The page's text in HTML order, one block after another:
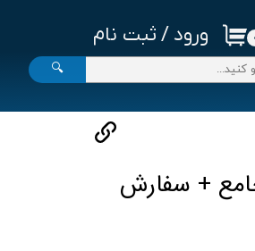
ورود / ثبت نام
خروج از حساب کاربری
🔍
+ سفارش